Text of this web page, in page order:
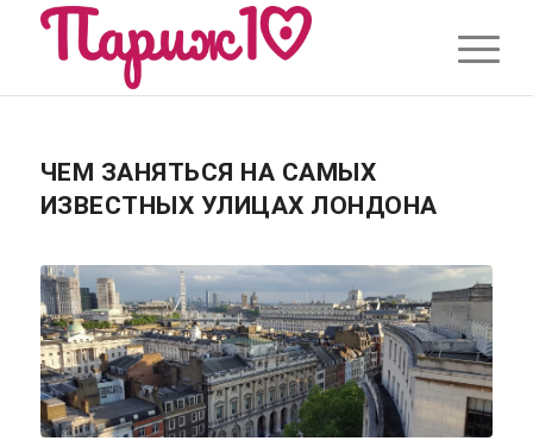
ЧЕМ ЗАНЯТЬСЯ НА САМЫХ
ИЗВЕСТНЫХ УЛИЦАХ ЛОНДОНА